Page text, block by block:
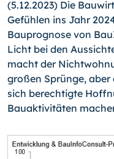
(5.12.2023) Die
Gefühlen ins Jahr
Bauprognose von
Licht bei den
macht der
großen Sprünge, aber
sich berechtigte
Bauaktivitäten